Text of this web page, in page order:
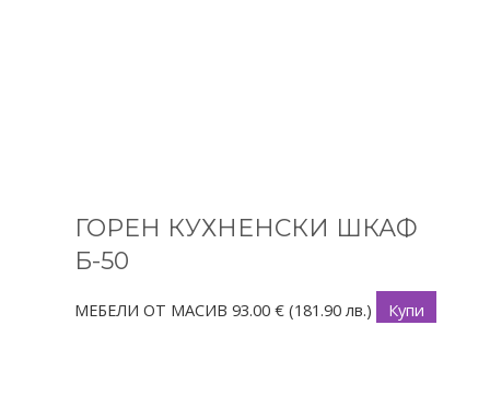
ГОРЕН КУХНЕНСКИ ШКАФ
Б-50
МЕБЕЛИ ОТ МАСИВ 93.00 € (181.90 лв.)
Купи